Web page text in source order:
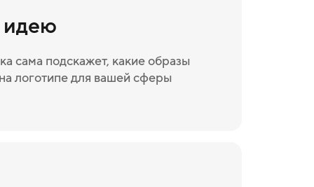
идею
сама подскажет, какие образы
логотипе для вашей сферы